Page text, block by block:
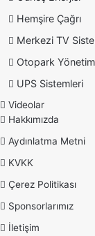
Hemşire Çağrı
Merkezi TV
Otopark Yönetim
UPS Sistemleri
Videolar
Hakkımızda
Aydınlatma Metni
KVKK
Çerez Politikası
Sponsorlarımız
İletişim